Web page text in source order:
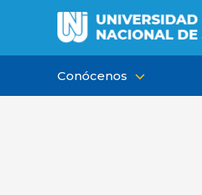
contenido
Conócenos